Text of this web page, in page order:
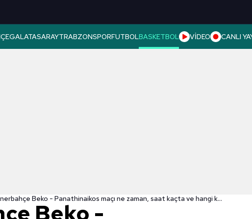
GALATASARAYTRABZONSPORFUTBOLBASKETBOL VİDEO CANLI
Fenerbahçe Beko - Panathinaikos maçı ne zaman, saat kaçta ve hangi kanalda? | THY Euroleague
Beko -